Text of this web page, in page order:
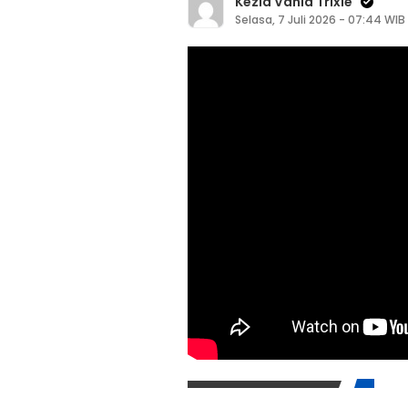
Selasa, 7 Juli 2026 - 07:44 WIB